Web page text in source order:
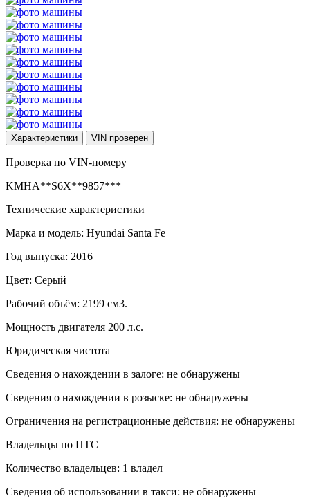
Характеристики VIN проверен
Проверка по VIN-номеру
KMHA**S6X**9857***
Технические характеристики
Марка и модель: Hyundai Santa Fe
Год выпуска: 2016
Цвет: Серый
Рабочий объём: 2199 см3.
Мощность двигателя 200 л.с.
Юридическая чистота
Сведения о нахождении в залоге: не обнаружены
Сведения о нахождении в розыске: не обнаружены
Ограничения на регистрационные действия: не обнаружены
Владельцы по ПТС
Количество владельцев: 1 владел
Сведения об использовании в такси: не обнаружены